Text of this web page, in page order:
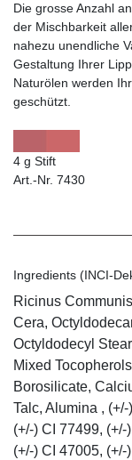
Die grosse Anzahl
der Mischbarkeit
nahezu unendliche
Gestaltung Ihrer
Naturölen werden
geschützt.
4 g Stift
Art.-Nr. 7430
Ingredients (INCI-
Ricinus
Cera,
Octyldodecyl
Mixed
Borosilicate,
Talc, Alumina ,
(+/-) CI 77499,
(+/-) CI 47005,